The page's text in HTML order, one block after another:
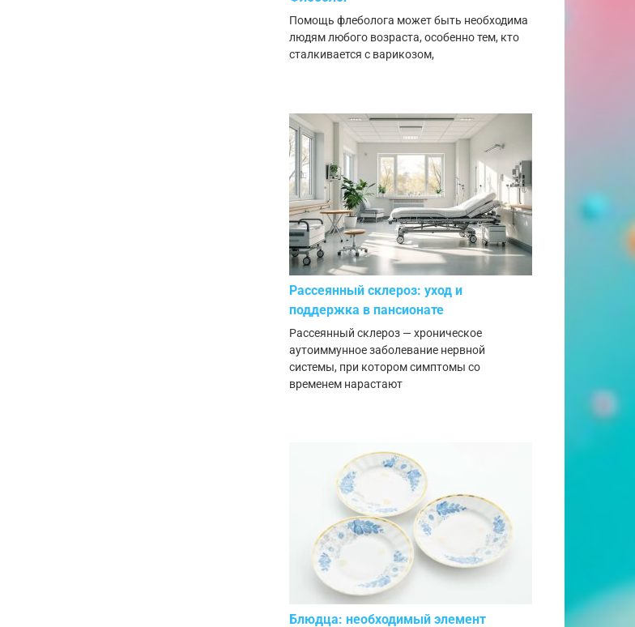
Помощь флеболога может быть необходима
людям любого возраста, особенно тем, кто
сталкивается с варикозом,
Рассеянный склероз: уход и
поддержка в пансионате
Рассеянный склероз — хроническое
аутоиммунное заболевание нервной
системы, при котором симптомы со
временем нарастают
Блюдца: необходимый элемент